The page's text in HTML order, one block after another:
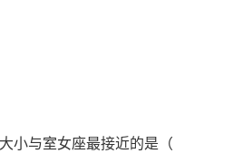
小与室女座最接近的是（